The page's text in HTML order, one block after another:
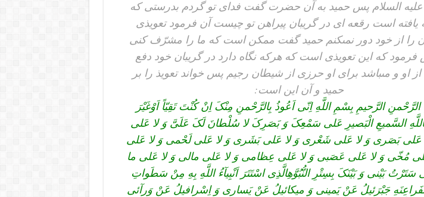
علیه السلام پس حمید به آن حضرت گفت فداى تو گردم بدرستى که
یافته است رقعه اى در گریبان پیراهن تو چیست آن فرمود تعویذى
را از خود دور نمىکنم حمید گفت ممکن است که ما را مشرّف کنى
که این تعویذى است که هرکه نگاه دارد در گریبان خود دفع
از او و مىباشد براى او حرزى از شیطان رجیم پس خواند تعویذ را بر
حمید و آن این است:
الرَّحیمِ بِسْمِ اللَّهِ اِنّى اَعُوذُ بِالرَّحْمنِ مِنْکَ اِنْ کُنْتَ تَقِیّاً اَوْغَیْرَ
السَّمیعِ الْبَصیرِ عَلى سَمْعِکَ وَ بَصَرِکَ لا سُلْطانَ لَکَ عَلَىَّ وَ لا عَلى
بَصَرى وَ لا عَلى شَعْرى وَ لا عَلى بَشَرى وَ لا عَلى لَحْمى وَ لا عَلى
مُخّى وَ لا عَلى عَصَبى وَ لا عَلى عِظامى وَ لا عَلى مالى وَ لا عَلى ما
بَیْنى وَ بَیْنَکَ بِسِتْرِ النُّبُوَّهِالَّذِى اسْتَتَرَ اَنْبِیآءُ اللَّهِ بِهِ مِنْ سَطَواتِ
جَبْرَئیلُ عَنْ یَمینى وَ میکائیلُ عَنْ یَسارى وَ اِسْرافیلُ عَنْ وَرآئى